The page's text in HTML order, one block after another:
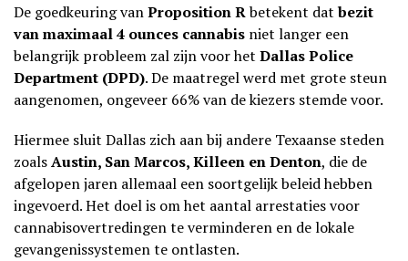
De goedkeuring vanProposition Rbetekent datbezit
van maximaal 4 ounces cannabis niet langer een
belangrijk probleem zal zijn voor het Dallas Police
Department (DPD). De maatregel werd met grote steun
aangenomen, ongeveer 66% van de kiezers stemde voor.
Hiermee sluit Dallas zich aan bij andere Texaanse steden
zoalsAustin, San Marcos, Killeen en Denton, die de
afgelopen jaren allemaal een soortgelijk beleid hebben
ingevoerd. Het doel is om het aantal arrestaties voor
cannabisovertredingen te verminderen en de lokale
gevangenissystemen te ontlasten.